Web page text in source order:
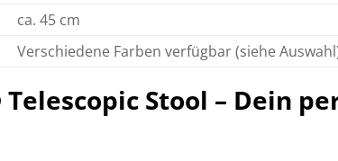
ca. 45 cm
Verschiedene Farben verfügbar (siehe
Stool – Dein